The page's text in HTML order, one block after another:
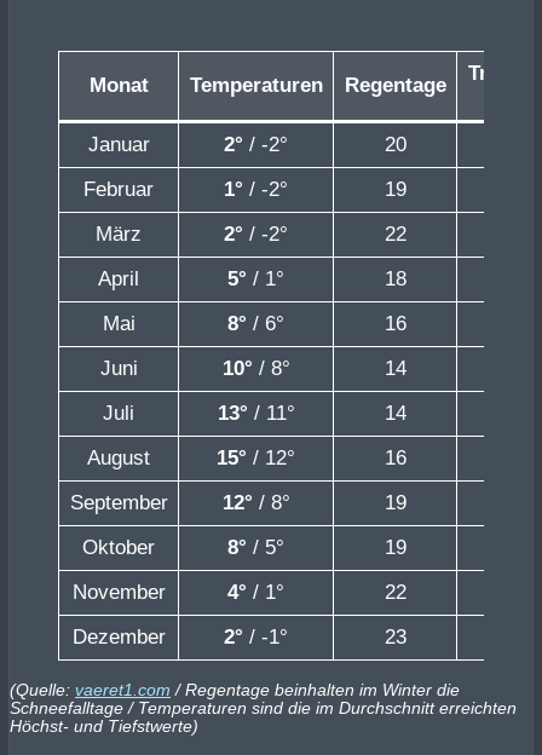
Monat Temperaturen Regentage
Januar 2° / -2° 20
Februar
1° / -2° 19
März
2° / -2° 22
April
5° / 1° 18
Mai
8° / 6° 16
Juni
10° / 8° 14
Juli
13° / 11° 14
August
15° / 12° 16
September
12° / 8° 19
Oktober
8° / 5° 19
November
4° / 1° 22
Dezember
2° / -1° 23
(Quelle: vaeret1.com / Regentage beinhalten im Winter die
Schneefalltage / Temperaturen sind die im Durchschnitt erreichten
Höchst- und Tiefstwerte)